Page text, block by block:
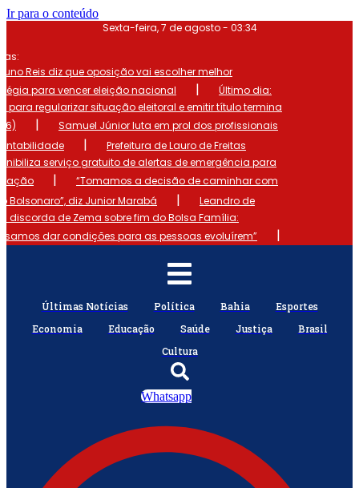
Ir para o conteúdo
Sexta-feira, 7 de agosto - 03:34
Reis diz que oposição vai escolher melhor
para vencer eleição nacional
|
Último dia:
para regularizar situação eleitoral e emitir título termina
|
Samuel Júnior luta em prol dos profissionais
|
Prefeitura de Lauro de Freitas
serviço gratuito de alertas de emergência para
|
“Tomamos a decisão de caminhar com
Bolsonaro”, diz Junior Marabá
|
Leandro de
discorda de Zema sobre fim do Bolsa Família:
dar condições para as pessoas evoluírem”
|
Últimas Notícias Política Bahia
Esportes
Economia
Educação Saúde Justiça
Brasil
Cultura
Whatsapp